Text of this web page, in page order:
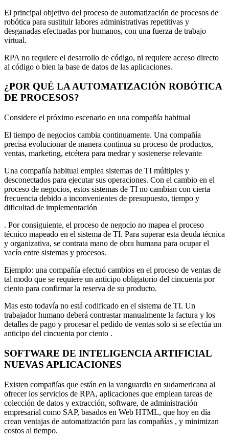
El principal objetivo del proceso de automatización de procesos de
robótica para sustituir labores administrativas repetitivas y
desganadas efectuadas por humanos, con una fuerza de trabajo
virtual.
RPA no requiere el desarrollo de código, ni requiere acceso directo
al código o bien la base de datos de las aplicaciones.
¿POR QUÉ LA AUTOMATIZACIÓN ROBÓTICA
DE PROCESOS?
Considere el próximo escenario en una compañía habitual
El tiempo de negocios cambia continuamente. Una compañía
precisa evolucionar de manera continua su proceso de productos,
ventas, marketing, etcétera para medrar y sostenerse relevante
Una compañía habitual emplea sistemas de TI múltiples y
desconectados para ejecutar sus operaciones. Con el cambio en el
proceso de negocios, estos sistemas de TI no cambian con cierta
frecuencia debido a inconvenientes de presupuesto, tiempo y
dificultad de implementación
. Por consiguiente, el proceso de negocio no mapea el proceso
técnico mapeado en el sistema de TI. Para superar esta deuda técnica
y organizativa, se contrata mano de obra humana para ocupar el
vacío entre sistemas y procesos.
Ejemplo: una compañía efectuó cambios en el proceso de ventas de
tal modo que se requiere un anticipo obligatorio del cincuenta por
ciento para confirmar la reserva de su producto.
Mas esto todavía no está codificado en el sistema de TI. Un
trabajador humano deberá contrastar manualmente la factura y los
detalles de pago y procesar el pedido de ventas solo si se efectúa un
anticipo del cincuenta por ciento .
SOFTWARE DE INTELIGENCIA ARTIFICIAL
NUEVAS APLICACIONES
Existen compañías que están en la vanguardia en sudamericana al
ofrecer los servicios de RPA, aplicaciones que emplean tareas de
colección de datos y extracción, software, de administración
empresarial como SAP, basados en Web HTML, que hoy en día
crean ventajas de automatización para las compañías , y minimizan
costos al tiempo.